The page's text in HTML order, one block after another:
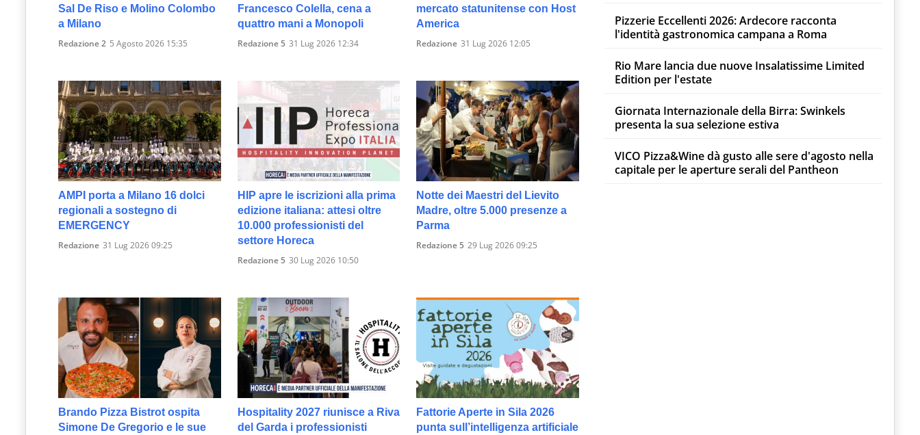
Sal De Riso e Molino Colombo
a Milano
Redazione 2 5 Agosto 2026 15:35
Francesco Colella, cena a
quattro mani a Monopoli
Redazione 5 31 Lug 2026 12:34
mercato statunitense con Host
America
Redazione 31 Lug 2026 12:05
AMPI porta a Milano 16 dolci
regionali a sostegno di
EMERGENCY
Redazione 31 Lug 2026 09:25
HIP apre le iscrizioni alla prima
edizione italiana: attesi oltre
10.000 professionisti del
settore Horeca
Redazione 5 30 Lug 2026 10:50
Notte dei Maestri del Lievito
Madre, oltre 5.000 presenze a
Parma
Redazione 5 29 Lug 2026 09:25
Brando Pizza Bistrot ospita
Simone De Gregorio e le sue
Hospitality 2027 riunisce a Riva
del Garda i professionisti
Fattorie Aperte in Sila 2026
punta sull’intelligenza artificiale
Pizzerie Eccellenti 2026: Ardecore racconta
l'identità gastronomica campana a Roma
Rio Mare lancia due nuove Insalatissime Limited
Edition per l'estate
Giornata Internazionale della Birra: Swinkels
presenta la sua selezione estiva
VICO Pizza&Wine dà gusto alle sere d'agosto nella
capitale per le aperture serali del Pantheon